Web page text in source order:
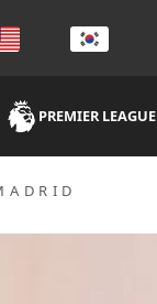
PREMIER LEAGUE